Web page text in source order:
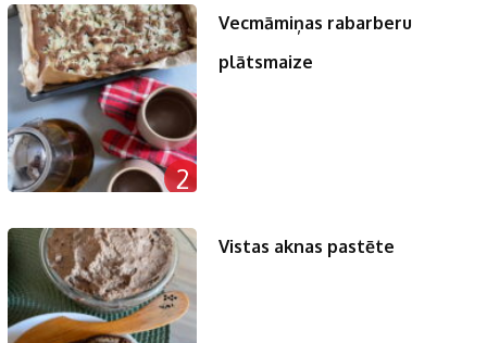
2
Vecmāmiņas rabarberu
plātsmaize
Vistas aknas pastēte